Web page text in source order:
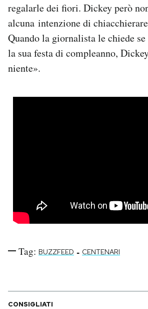
Hai bisogno di aiuto?
Esci
regalarle dei fiori. Dickey però
alcuna intenzione di
Quando la giornalista le chiede
la sua festa di compleanno,
niente».
Tag: BUZZFEED - CENTENARI
CONSIGLIATI